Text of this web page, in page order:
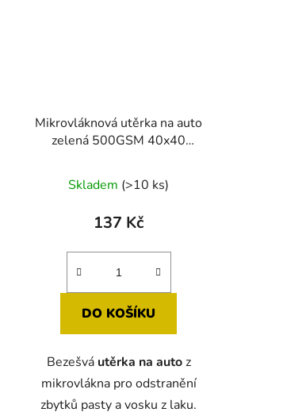
Mikrovláknová utěrka na auto
zelená 500GSM 40x40
Skladem (>10 ks)
137 Kč
DO KOŠÍKU
Bezešvá utěrka na autoz
mikrovlákna pro odstranění
zbytků pasty a vosku z laku.